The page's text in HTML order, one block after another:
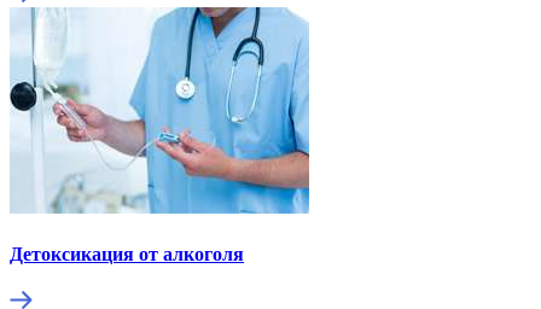
Детоксикация от алкоголя